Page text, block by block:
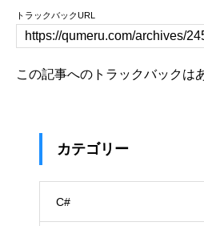
トラックバックURL
この記事へのトラックバックは
カテゴリー
C#